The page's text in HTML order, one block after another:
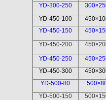
YD-300-250
YD-450-100
YD-450-150
YD-450-200
YD-450-250
YD-450-300
YD-500-80
YD-500-150